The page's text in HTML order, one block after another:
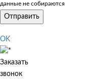
данные не собираются
Отправить
OK
Заказать
звонок